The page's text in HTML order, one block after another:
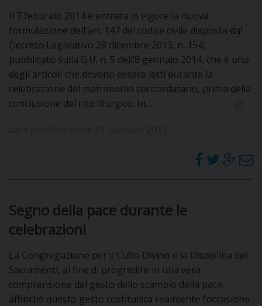
Il 7 febbraio 2014 è entrata in vigore la nuova
formulazione dell’art. 147 del codice civile disposta dal
Decreto Legislativo 28 dicembre 2013, n. 154,
pubblicato sulla G.U. n. 5 dell’8 gennaio 2014, che è uno
degli articoli che devono essere letti durante la
celebrazione del matrimonio concordatario, prima della
conclusione del rito liturgico. In…
Segno della pace durante le
celebrazioni
La Congregazione per il Culto Divino e la Disciplina dei
Sacramenti, al fine di progredire in una vera
comprensione del gesto dello scambio della pace,
affinché questo gesto costituisca realmente l’occasione